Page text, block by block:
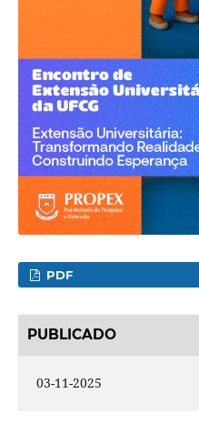
PDF
PUBLICADO
03-11-2025